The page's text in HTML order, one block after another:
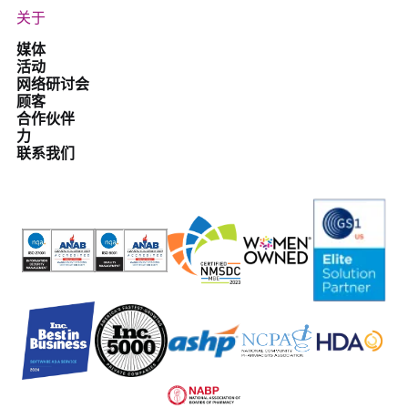
关于
媒体
活动
网络研讨会
顾客
合作伙伴
力
联系我们